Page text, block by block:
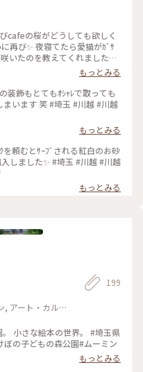
ら愛猫がｶﾞｻ
いたのを教えてくれました🌸
れました💕 #埼玉 #川
桜 #さくら
もっとみる
埼玉 #川越 #川越
もっとみる
埼玉 #川越 #川越
もっとみる
, アート・カル
199
県
の子どもの森公園#ムーミン
もっとみる